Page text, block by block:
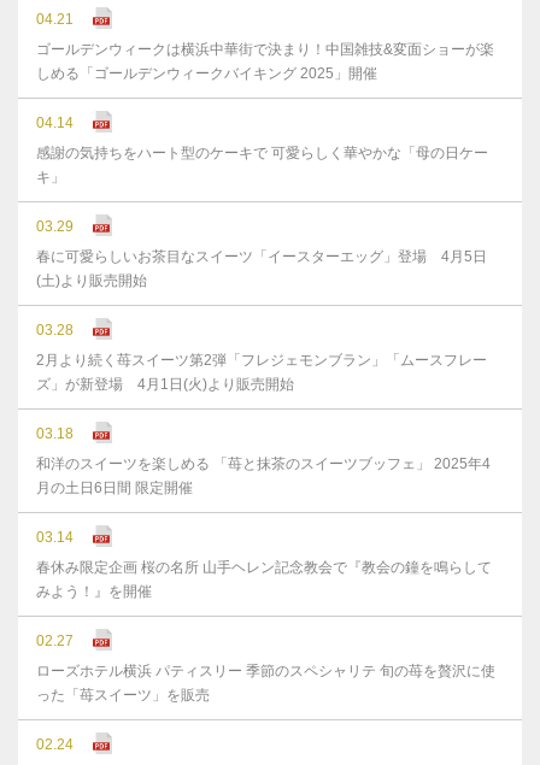
04.21
ゴールデンウィークは横浜中華街で決まり！中国雑技&変面ショーが楽
しめる「ゴールデンウィークバイキング 2025」開催
04.14
感謝の気持ちをハート型のケーキで 可愛らしく華やかな「母の日ケー
キ」
03.29
春に可愛らしいお茶目なスイーツ「イースターエッグ」登場 4月5日
(土)より販売開始
03.28
2月より続く苺スイーツ第2弾「フレジェモンブラン」「ムースフレー
ズ」が新登場 4月1日(火)より販売開始
03.18
和洋のスイーツを楽しめる 「苺と抹茶のスイーツブッフェ」 2025年4
月の土日6日間 限定開催
03.14
春休み限定企画 桜の名所 山手ヘレン記念教会で『教会の鐘を鳴らして
みよう！』を開催
02.27
ローズホテル横浜 パティスリー 季節のスペシャリテ 旬の苺を贅沢に使
った「苺スイーツ」を販売
02.24